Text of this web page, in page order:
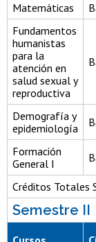
Matemáticas
Fundamentos
humanistas
para la
atención en
salud sexual y
reproductiva
Demografía y
epidemiología
Formación
General I
Créditos Totales
Semestre II